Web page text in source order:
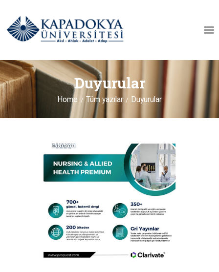
Duyurular
Home Tüm yazılar Duyurular
KÜTÜPHANE HAKKINDA
AÇIK ERIŞIM
AÇIK ARŞIV
İLETIŞIM